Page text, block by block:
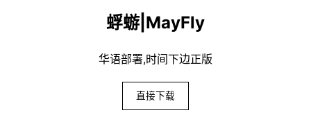
蜉蝣|MayFly
华语部署,时间下边正版
直接下载